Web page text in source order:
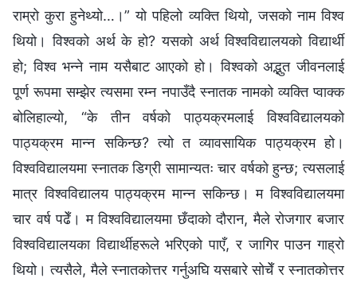
राम्रो कुरा हुनेथ्यो…।” यो पहिलो व्यक्ति थियो, जसको नाम विश्व
थियो। विश्वको अर्थ के हो? यसको अर्थ विश्वविद्यालयको विद्यार्थी
हो; विश्व भन्ने नाम यसैबाट आएको हो। विश्वको अद्भुत जीवनलाई
पूर्ण रूपमा सम्झेर त्यसमा रम्न नपाउँदै स्नातक नामको व्यक्ति प्वाक्क
बोलिहाल्यो, “के तीन वर्षको पाठ्यक्रमलाई विश्वविद्यालयको
पाठ्यक्रम मान्न सकिन्छ? त्यो त व्यावसायिक पाठ्यक्रम हो।
विश्वविद्यालयमा स्नातक डिग्री सामान्यतः चार वर्षको हुन्छ; त्यसलाई
मात्र विश्वविद्यालय पाठ्यक्रम मान्न सकिन्छ। म विश्वविद्यालयमा
चार वर्ष पढेँ। म विश्वविद्यालयमा छँदाको दौरान, मैले रोजगार बजार
विश्वविद्यालयका विद्यार्थीहरूले भरिएको पाएँ, र जागिर पाउन गाह्रो
थियो। त्यसैले, मैले स्नातकोत्तर गर्नुअघि यसबारे सोचेँ र स्नातकोत्तर